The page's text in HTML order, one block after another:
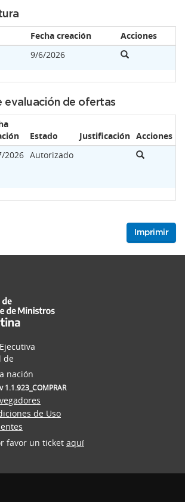
Fecha creación
Acciones
9/6/2026
evaluación de ofertas
Estado Justificación Acciones
2026 Autorizado
Imprimir
de
nación
v 1.1.923_COMPRAR
de Uso
favor un ticket aquí